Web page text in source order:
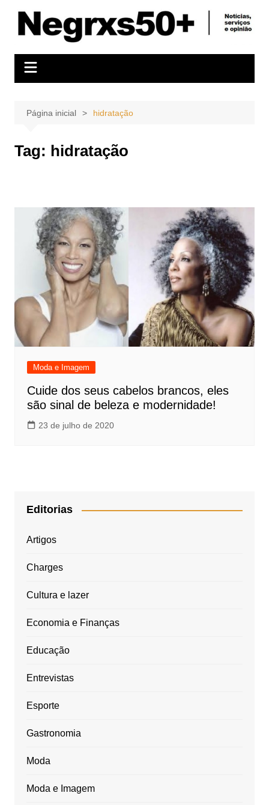
conteúdo
Página inicial hidratação
Tag: hidratação
Moda e Imagem
Cuide dos seus cabelos brancos, eles
são sinal de beleza e modernidade!
23 de julho de 2020
Editorias
Artigos
Charges
Cultura e lazer
Economia e Finanças
Educação
Entrevistas
Esporte
Gastronomia
Moda
Moda e Imagem